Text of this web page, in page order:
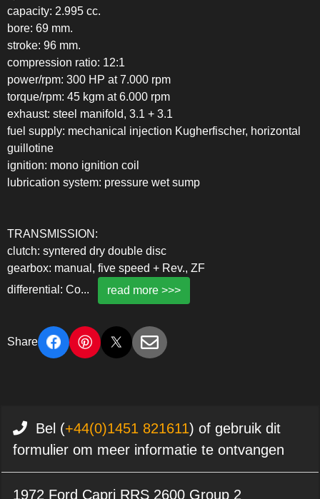
capacity: 2.995 cc.
bore: 69 mm.
stroke: 96 mm.
compression ratio: 12:1
power/rpm: 300 HP at 7.000 rpm
torque/rpm: 45 kgm at 6.000 rpm
exhaust: steel manifold, 3.1 + 3.1
fuel supply: mechanical injection Kugherfischer, horizontal
guillotine
ignition: mono ignition coil
lubrication system: pressure wet sump
TRANSMISSION:
clutch: syntered dry double disc
gearbox: manual, five speed + Rev., ZF
differential: Co... read more >>>
Share
Bel (+44(0)1451 821611) of gebruik dit
formulier om meer informatie te ontvangen
1972 Ford Capri RRS 2600 Group 2